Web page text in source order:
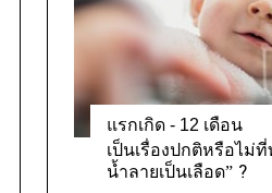
แรกเกิด - 12 เดือน
เป็นเรื่องปกติหรือไม่
น้ำลายเป็นเลือด” ?